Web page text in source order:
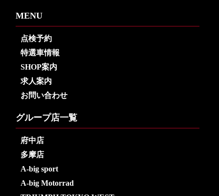
MENU
点検予約
特選車情報
SHOP案内
求人案内
お問い合わせ
グループ店一覧
府中店
多摩店
A-big sport
A-big Motorrad